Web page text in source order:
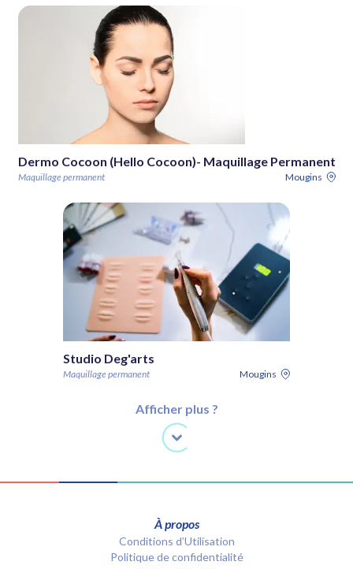
Dermo Cocoon (Hello Cocoon)- Maquillage Permanent
Maquillage permanent Mougins
Studio Deg'arts
Maquillage permanent Mougins
Afficher plus ?
À propos
Conditions d’Utilisation
Politique de confidentialité